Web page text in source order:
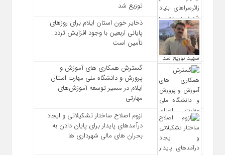
توزیع شد
ذخایر خون استان ایلام برای روزهای
پایانی اربعین با وجود افزایش تردد
تأمین است
گسترش همکاری‌ های آموزش و
پرورش و دانشگاه ملی مهارت استان
ایلام در مسیر توسعه آموزش‌های
مهارتی
لزوم اصلاح ساختار تشکیلاتی و ایجاد
درآمدهای پایدار برای پایان دادن به
بحران‌ های مالی شهرداری‌ ها